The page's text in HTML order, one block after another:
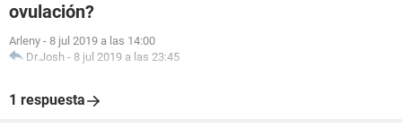
ovulación?
Arleny - 8 jul 2019 a las 14:00
Dr.Josh - 8 jul 2019 a las 23:45
1 respuesta